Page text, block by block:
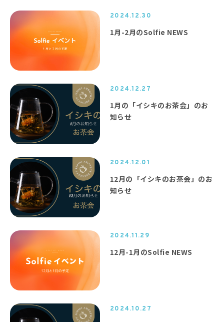
2024.12.30
1月-2月のSolfie NEWS
2024.12.27
1月の「イシキのお茶会」のお
知らせ
2024.12.01
12月の「イシキのお茶会」のお
知らせ
2024.11.29
12月-1月のSolfie NEWS
2024.10.27